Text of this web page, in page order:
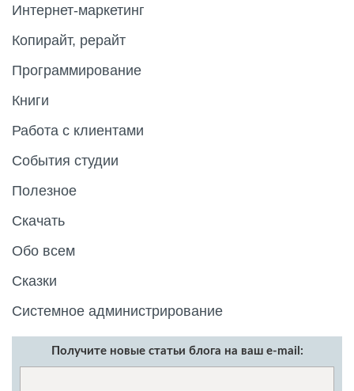
Интернет-маркетинг
Копирайт, рерайт
Программирование
Книги
Работа с клиентами
События студии
Полезное
Скачать
Обо всем
Сказки
Системное администрирование
Получите новые статьи блога на ваш e-mail: